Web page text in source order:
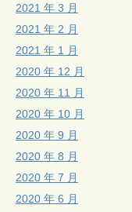
2021 年 3 月
2021 年 2 月
2021 年 1 月
2020 年 12 月
2020 年 11 月
2020 年 10 月
2020 年 9 月
2020 年 8 月
2020 年 7 月
2020 年 6 月